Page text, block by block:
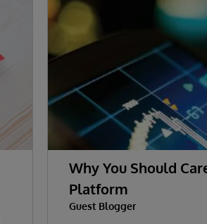
Why You Should
Platform
Guest Blogger